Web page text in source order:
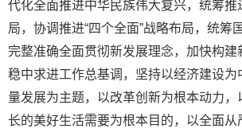
代化全面推进中华民族伟大复兴，统筹推
局，协调推进“四个全面”战略布局，统筹
完整准确全面贯彻新发展理念，加快构建
稳中求进工作总基调，坚持以经济建设为
量发展为主题，以改革创新为根本动力，
长的美好生活需要为根本目的，以全面从